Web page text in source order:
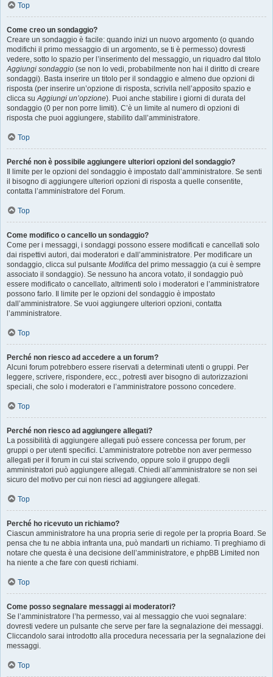
Top
Come creo un sondaggio?
Creare un sondaggio è facile: quando inizi un nuovo argomento (o quando
modifichi il primo messaggio di un argomento, se ti è permesso) dovresti
vedere, sotto lo spazio per l’inserimento del messaggio, un riquadro dal titolo
Aggiungi sondaggio (se non lo vedi, probabilmente non hai il diritto di creare
sondaggi). Basta inserire un titolo per il sondaggio e almeno due opzioni di
risposta (per inserire un’opzione di risposta, scrivila nell’apposito spazio e
clicca suAggiungi un’opzione). Puoi anche stabilire i giorni di durata del
sondaggio (0 per non porre limiti). C’è un limite al numero di opzioni di
risposta che puoi aggiungere, stabilito dall’amministratore.
Top
Perché non è possibile aggiungere ulteriori opzioni del sondaggio?
Il limite per le opzioni del sondaggio è impostato dall’amministratore. Se senti
il bisogno di aggiungere ulteriori opzioni di risposta a quelle consentite,
contatta l’amministratore del Forum.
Top
Come modifico o cancello un sondaggio?
Come per i messaggi, i sondaggi possono essere modificati e cancellati solo
dai rispettivi autori, dai moderatori e dall’amministratore. Per modificare un
sondaggio, clicca sul pulsante Modifica del primo messaggio (a cui è sempre
associato il sondaggio). Se nessuno ha ancora votato, il sondaggio può
essere modificato o cancellato, altrimenti solo i moderatori e l’amministratore
possono farlo. Il limite per le opzioni del sondaggio è impostato
dall’amministratore. Se vuoi aggiungere ulteriori opzioni, contatta
l’amministratore.
Top
Perché non riesco ad accedere a un forum?
Alcuni forum potrebbero essere riservati a determinati utenti o gruppi. Per
leggere, scrivere, rispondere, ecc., potresti aver bisogno di autorizzazioni
speciali, che solo i moderatori e l’amministratore possono concedere.
Top
Perché non riesco ad aggiungere allegati?
La possibilità di aggiungere allegati può essere concessa per forum, per
gruppi o per utenti specifici. L’amministratore potrebbe non aver permesso
allegati per il forum in cui stai scrivendo, oppure solo il gruppo degli
amministratori può aggiungere allegati. Chiedi all’amministratore se non sei
sicuro del motivo per cui non riesci ad aggiungere allegati.
Top
Perché ho ricevuto un richiamo?
Ciascun amministratore ha una propria serie di regole per la propria Board. Se
pensa che tu ne abbia infranta una, può mandarti un richiamo. Ti preghiamo di
notare che questa è una decisione dell’amministratore, e phpBB Limited non
ha niente a che fare con questi richiami.
Top
Come posso segnalare messaggi ai moderatori?
Se l’amministratore l’ha permesso, vai al messaggio che vuoi segnalare:
dovresti vedere un pulsante che serve per fare la segnalazione dei messaggi.
Cliccandolo sarai introdotto alla procedura necessaria per la segnalazione dei
messaggi.
Top